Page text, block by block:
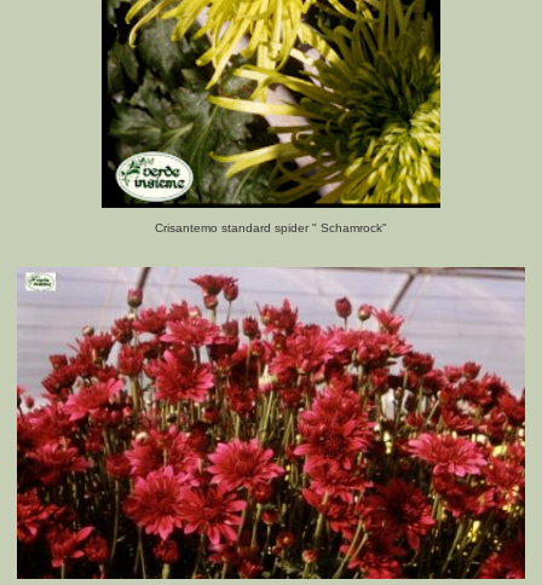
Crisantemo standard spider " Schamrock"